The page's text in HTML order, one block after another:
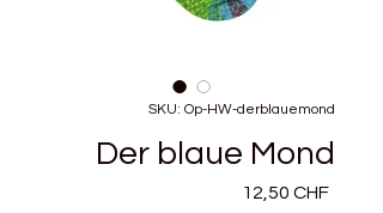
SKU: Op-HW-derblauemond
Der blaue Mond
12,50 CHFPrecio